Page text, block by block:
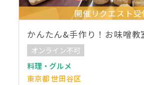
開催リクエスト
かんたん&手作り！お味噌教
オンライン不可
料理・グルメ
東京都 世田谷区